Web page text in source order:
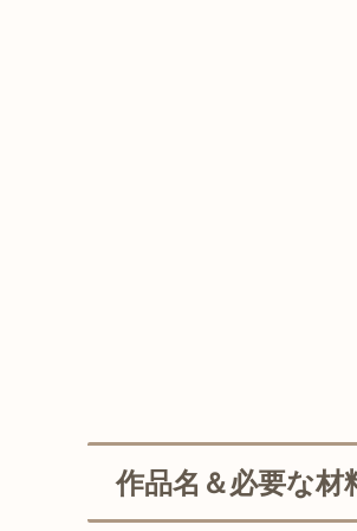
作品名＆必要な材